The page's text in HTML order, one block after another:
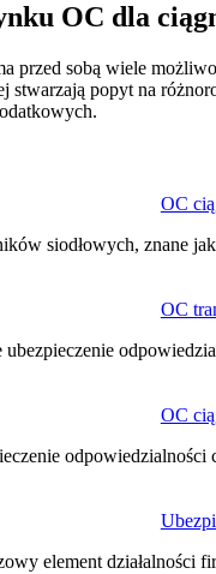
OC dla
przed sobą wiele
popyt na
OC
siodłowych, znane
OC
OC
element